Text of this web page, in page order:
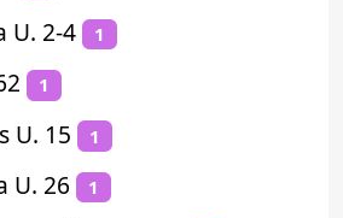
U. 2-4 1
1
U. 15 1
U. 26 1